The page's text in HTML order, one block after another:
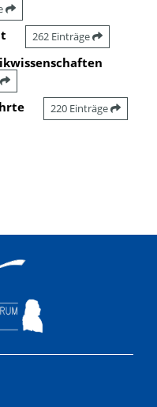
262 Einträge
220 Einträge